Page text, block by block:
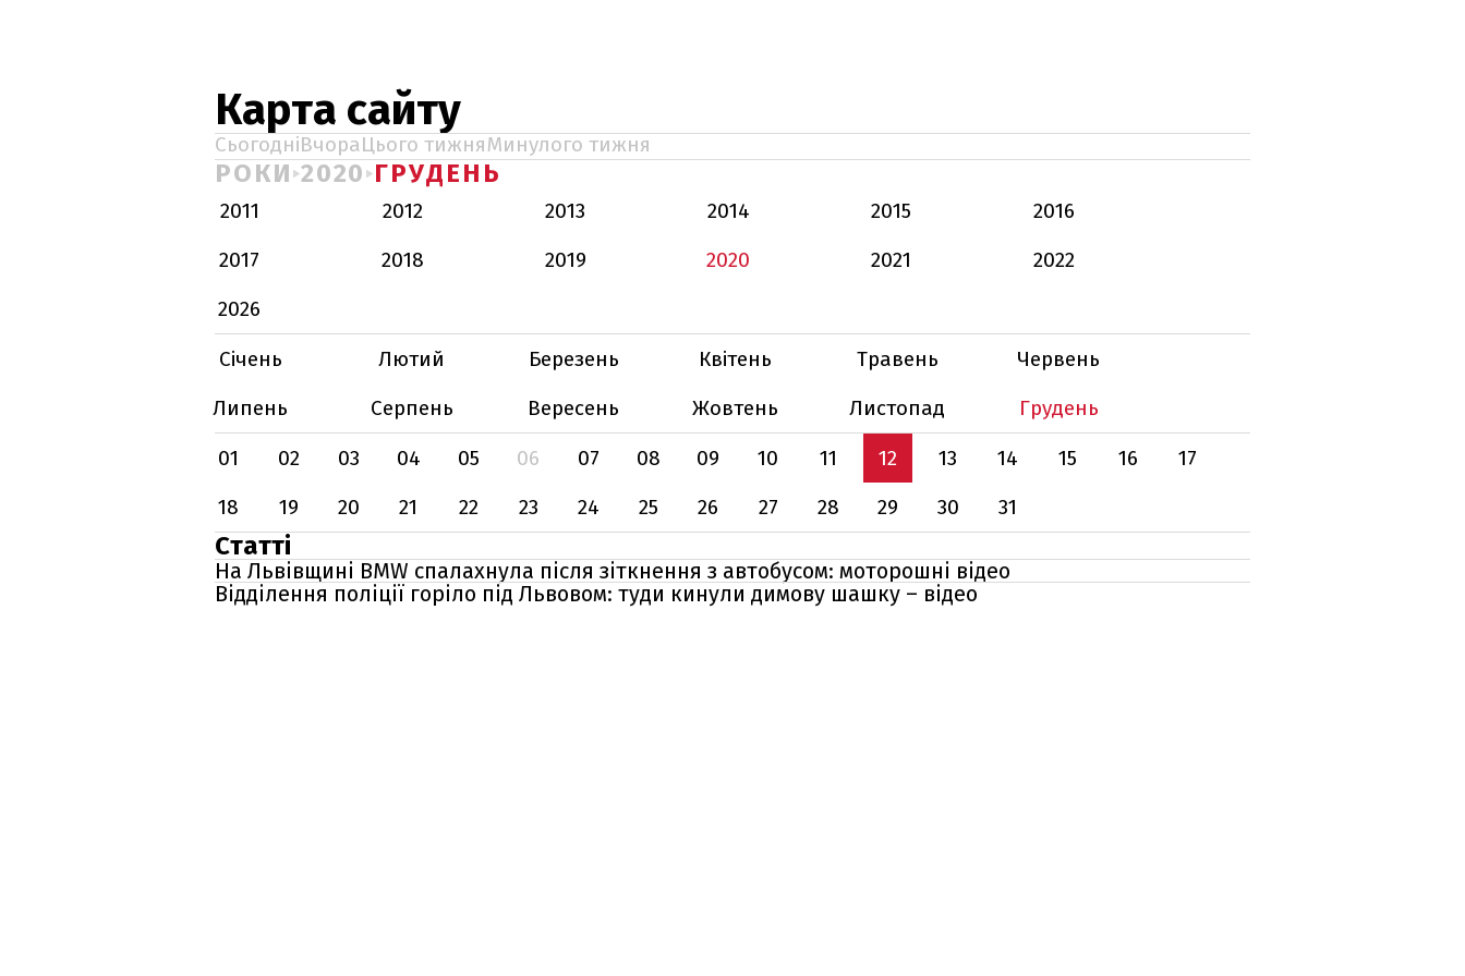
Карта сайту
СьогодніВчораЦього тижняМинулого тижня
РОКИ 2020 ГРУДЕНЬ
2011 2012 2013 2014 2015
2016
2017
2018 2019 2020 2021
2022
2026
Січень
Лютий Березень Квітень Травень
Червень
Липень
Серпень Вересень Жовтень Листопад
Грудень
01
02 03 04 05 06 07 08 09 10 11 12 13 14 15 16
17
18
19 20 21 22 23 24 25 26 27 28 29 30 31
Статті
На Львівщині BMW спалахнула після зіткнення з автобусом: моторошні відео
Відділення поліції горіло під Львовом: туди кинули димову шашку – відео